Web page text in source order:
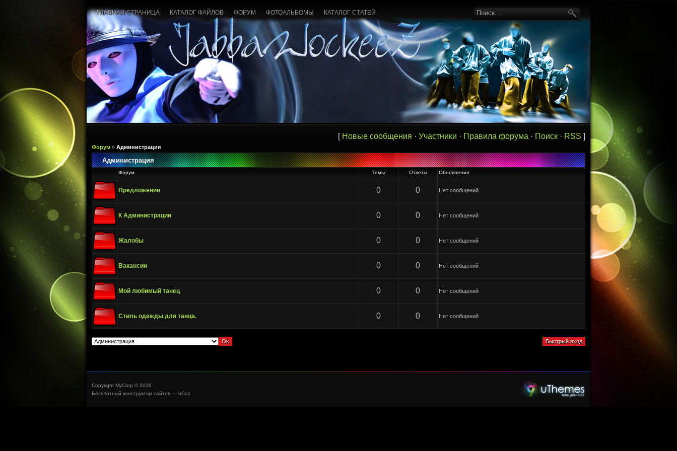
ГЛАВНАЯ СТРАНИЦА КАТАЛОГ ФАЙЛОВ ФОРУМ ФОТОАЛЬБОМЫ КАТАЛОГ СТАТЕЙ
[ Новые сообщения · Участники · Правила форума · Поиск · RSS ]
Форум » Администрация
Администрация
Форум Темы Ответы Обновления
Предложения 0 0 Нет сообщений
К Администрации 0 0 Нет сообщений
Жалобы 0 0 Нет сообщений
Вакансии 0 0 Нет сообщений
Мой любимый танец 0 0 Нет сообщений
Стиль одежды для танца. 0 0 Нет сообщений
Copyright MyCorp © 2026
Бесплатный конструктор сайтов — uCoz